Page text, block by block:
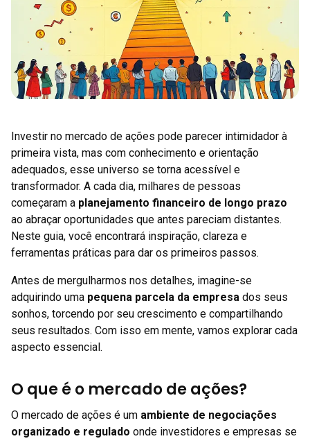
Investir no mercado de ações pode parecer intimidador à
primeira vista, mas com conhecimento e orientação
adequados, esse universo se torna acessível e
transformador. A cada dia, milhares de pessoas
começaram a planejamento financeiro de longo prazo
ao abraçar oportunidades que antes pareciam distantes.
Neste guia, você encontrará inspiração, clareza e
ferramentas práticas para dar os primeiros passos.
Antes de mergulharmos nos detalhes, imagine-se
adquirindo uma pequena parcela da empresa dos seus
sonhos, torcendo por seu crescimento e compartilhando
seus resultados. Com isso em mente, vamos explorar cada
aspecto essencial.
O que é o mercado de ações?
O mercado de ações é um ambiente de negociações
organizado e regulado onde investidores e empresas se